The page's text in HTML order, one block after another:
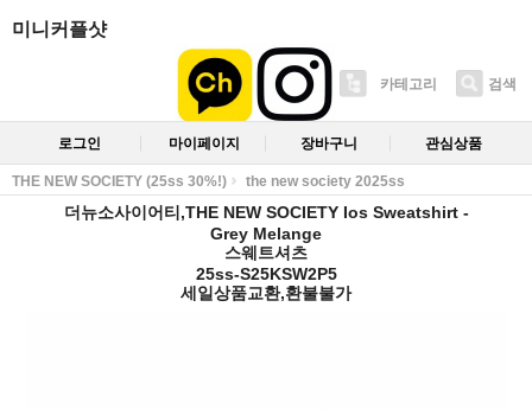
미니커플샷
카테고리 검색
로그인 마이페이지 장바구니 관심상품
THE NEW SOCIETY (25ss 30%!) the new society 2025ss
더뉴소사이어티,THE NEW SOCIETY Ios Sweatshirt -
Grey Melange
스웨트셔츠
25ss-S25KSW2P5
세일상품교환,환불불가